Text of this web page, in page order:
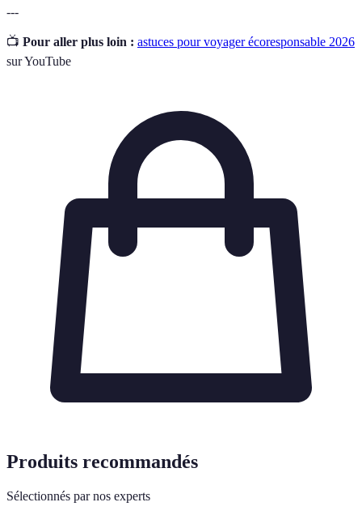
---
📺 Pour aller plus loin : astuces pour voyager écoresponsable 2026
sur YouTube
Produits recommandés
Sélectionnés par nos experts